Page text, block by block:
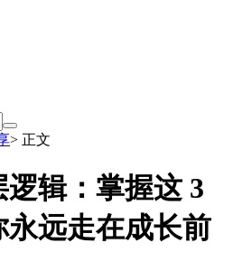
> 正文
辑：掌握这 3
远走在成长前